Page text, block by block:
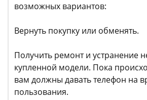
возможных вариантов:
Вернуть покупку или обменять.
Получить ремонт и устранение
купленной модели. Пока
вам должны давать телефон на
пользования.